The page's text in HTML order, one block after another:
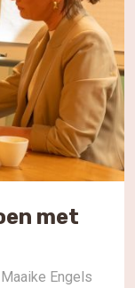
met
Engels